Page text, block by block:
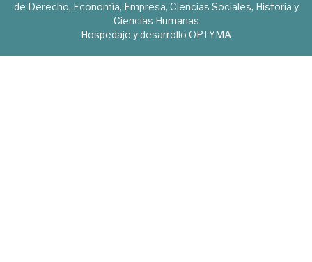
de Derecho, Economía, Empresa, Ciencias Sociales, Historia y
Ciencias Humanas
Hospedaje y desarrollo OPTYMA